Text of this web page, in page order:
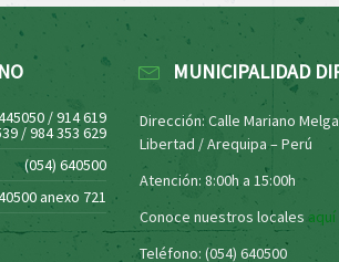
/ 914 619
/ 984 353 629
(054) 640500
anexo 721
MUNICIPALIDAD
Dirección: Calle Mariano
Libertad / Arequipa – Perú
Atención: 8:00h a 15:00h
Conoce nuestros locales aquí
Teléfono: (054) 640500